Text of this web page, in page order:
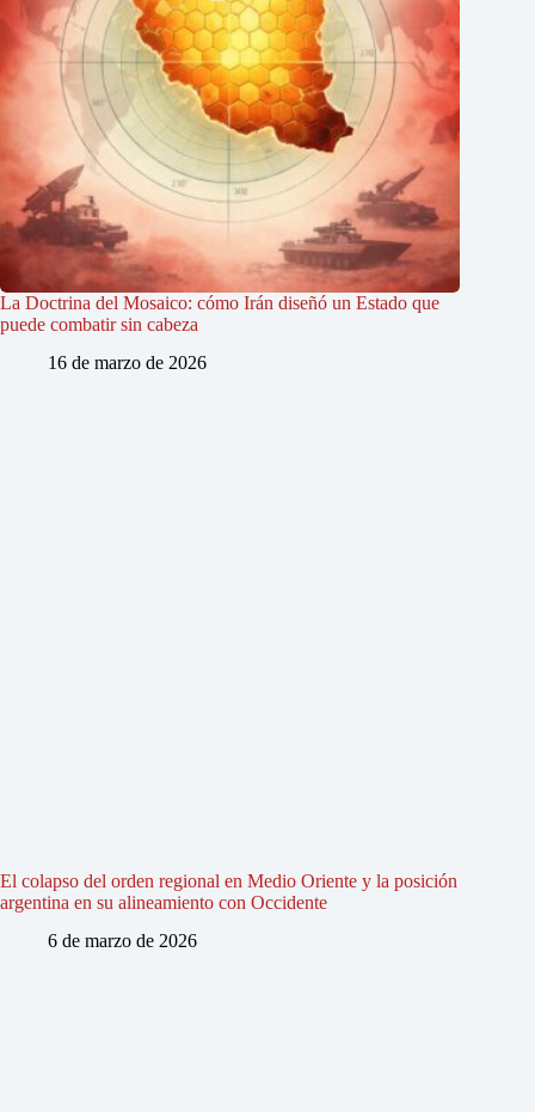
La Doctrina del Mosaico: cómo Irán diseñó un Estado que
puede combatir sin cabeza
16 de marzo de 2026
El colapso del orden regional en Medio Oriente y la posición
argentina en su alineamiento con Occidente
6 de marzo de 2026